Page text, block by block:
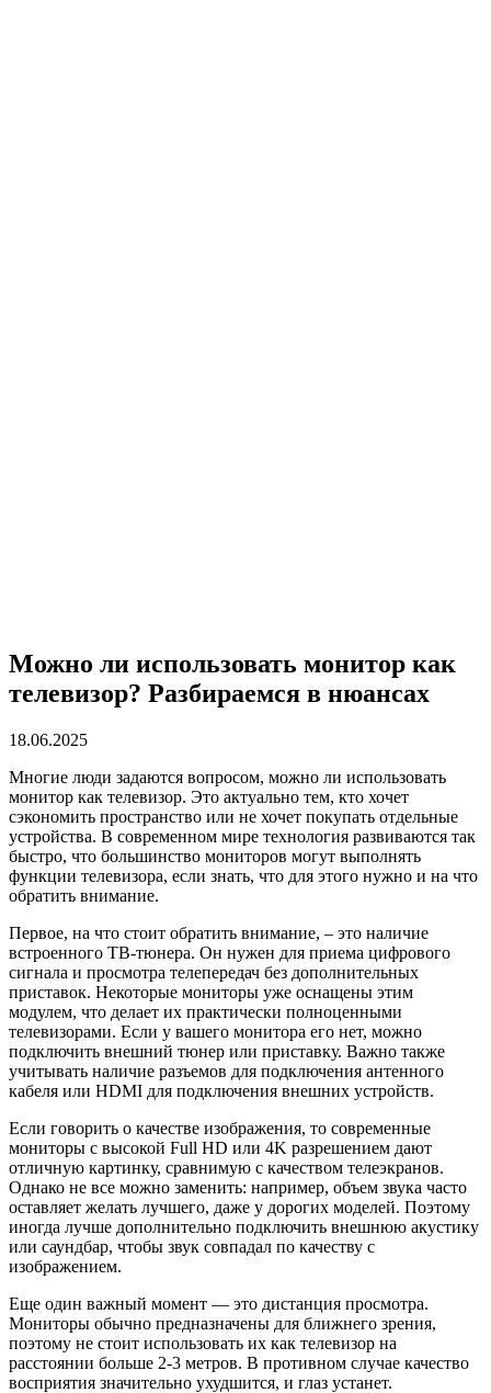
Можно ли использовать монитор как
телевизор? Разбираемся в нюансах
18.06.2025
Многие люди задаются вопросом, можно ли использовать
монитор как телевизор. Это актуально тем, кто хочет
сэкономить пространство или не хочет покупать отдельные
устройства. В современном мире технология развиваются так
быстро, что большинство мониторов могут выполнять
функции телевизора, если знать, что для этого нужно и на что
обратить внимание.
Первое, на что стоит обратить внимание, – это наличие
встроенного ТВ-тюнера. Он нужен для приема цифрового
сигнала и просмотра телепередач без дополнительных
приставок. Некоторые мониторы уже оснащены этим
модулем, что делает их практически полноценными
телевизорами. Если у вашего монитора его нет, можно
подключить внешний тюнер или приставку. Важно также
учитывать наличие разъемов для подключения антенного
кабеля или HDMI для подключения внешних устройств.
Если говорить о качестве изображения, то современные
мониторы с высокой Full HD или 4K разрешением дают
отличную картинку, сравнимую с качеством телеэкранов.
Однако не все можно заменить: например, объем звука часто
оставляет желать лучшего, даже у дорогих моделей. Поэтому
иногда лучше дополнительно подключить внешнюю акустику
или саундбар, чтобы звук совпадал по качеству с
изображением.
Еще один важный момент — это дистанция просмотра.
Мониторы обычно предназначены для ближнего зрения,
поэтому не стоит использовать их как телевизор на
расстоянии больше 2-3 метров. В противном случае качество
восприятия значительно ухудшится, и глаз устанет.